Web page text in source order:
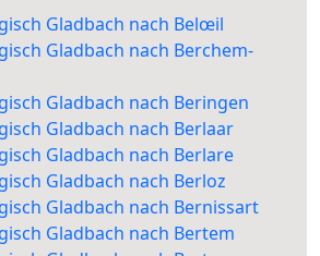
Gladbach nach Belœil
Gladbach nach Berchem-
Gladbach nach Beringen
Gladbach nach Berlaar
Gladbach nach Berlare
Gladbach nach Berloz
Gladbach nach Bernissart
Gladbach nach Bertem